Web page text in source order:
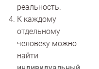
реальность.
К каждому
отдельному
человеку можно
найти